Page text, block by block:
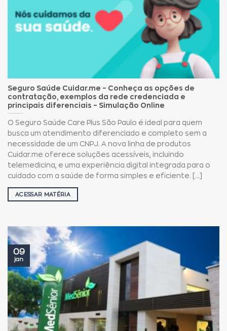
Seguro Saúde Cuidar.me – Conheça as opções de
contratação, exemplos da rede credenciada e
principais diferenciais – Simulação Online
O Seguro Saúde Care Plus São Paulo é ideal para quem
busca um atendimento diferenciado e completo sem a
necessidade de um CNPJ. A nova linha de produtos
Cuidar.me oferece soluções acessíveis, incluindo
telemedicina, e uma experiência digital integrada para o
cuidado com a saúde de forma simples e eficiente. [...]
ACESSAR MATÉRIA
09
jan